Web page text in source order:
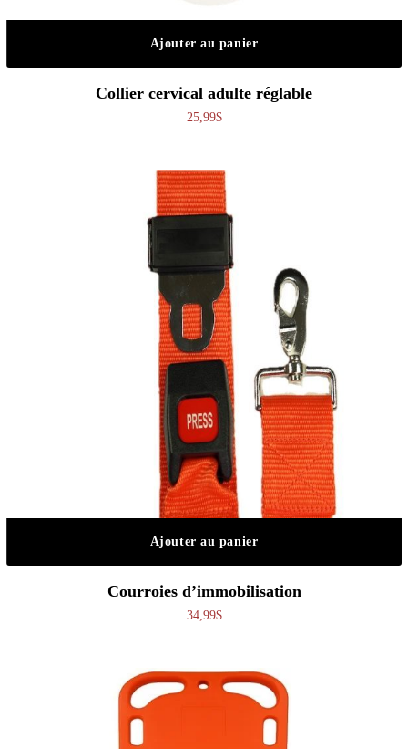
Ajouter au panier
Collier cervical adulte réglable
25,99$
Ajouter au panier
Courroies d’immobilisation
34,99$